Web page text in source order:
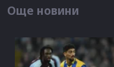
Още новини